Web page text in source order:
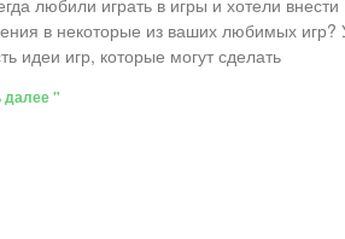
любили играть в игры и хотели внести
в некоторые из ваших любимых игр?
идеи игр, которые могут сделать
далее "